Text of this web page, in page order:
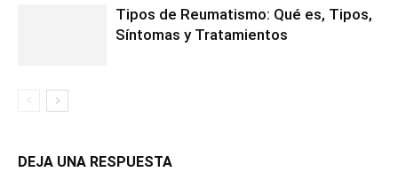
Tipos de Reumatismo: Qué es, Tipos,
Síntomas y Tratamientos
DEJA UNA RESPUESTA